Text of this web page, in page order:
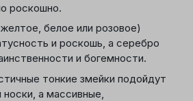
роскошно.
белое или розовое)
и роскошь, а серебро
и богемности.
тонкие змейки подойдут
а массивные,